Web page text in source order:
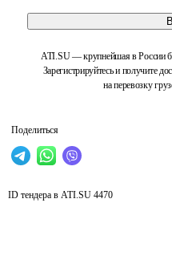
ATI.SU — крупнейшая в России
Зарегистрируйтесь и получите
на перевозку
Поделиться
ID тендера в ATI.SU 4470